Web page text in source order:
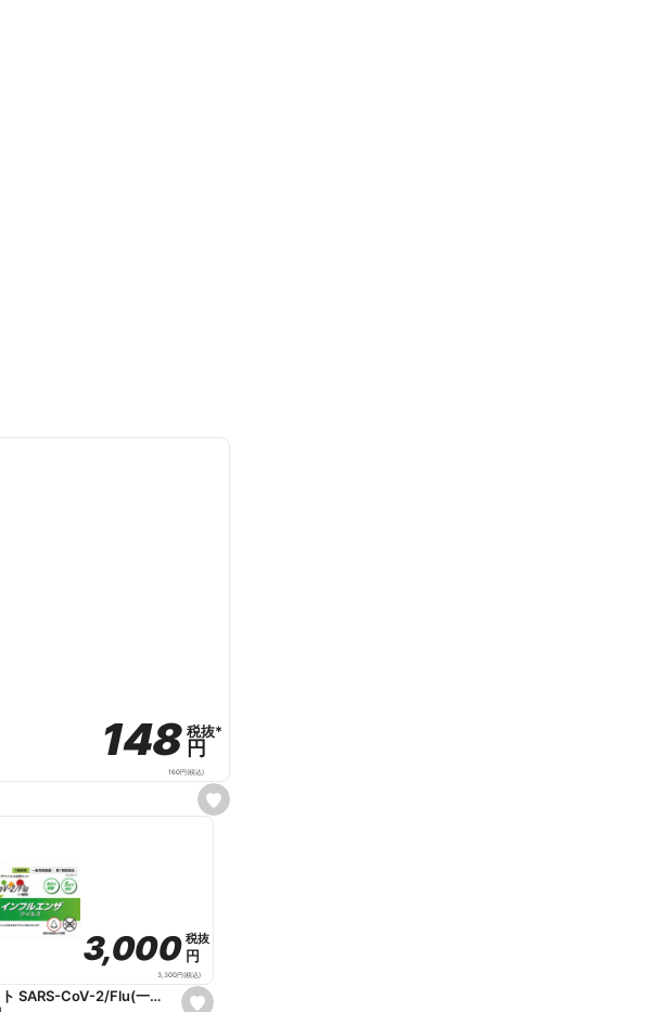
s
e
148
148税抜*
税抜*
円
円
160円(税込)
s
3,000
3,000 税抜
税抜
円
円
3,300円(税込)
[1類]アドテスト SARS-CoV-2/Flu(一般用)